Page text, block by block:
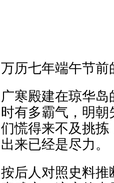
万历七年端午节前
广寒殿建在琼华
时有多霸气，明
们慌得来不及挑
出来已经是尽力。
按后人对照史料